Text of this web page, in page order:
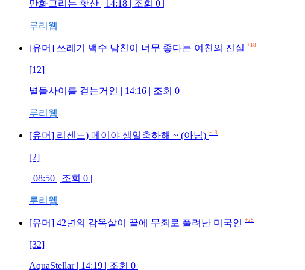
만화그리는 핫산 | 14:18 | 조회 0 |
루리웹
[유머] 쓰레기 백수 남친이 너무 좋다는 여친의 진실 +18
[12]
별들사이를 걷는거인 | 14:16 | 조회 0 |
루리웹
[유머] 리센느) 메이야 생일축하해 ~ (아님) +13
[2]
| 08:50 | 조회 0 |
루리웹
[유머] 42년의 감옥살이 끝에 무죄로 풀려난 미국인 +28
[32]
AquaStellar | 14:19 | 조회 0 |